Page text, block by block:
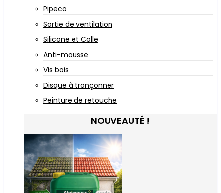
Pipeco
Sortie de ventilation
Silicone et Colle
Anti-mousse
Vis bois
Disque à tronçonner
Peinture de retouche
NOUVEAUTÉ !